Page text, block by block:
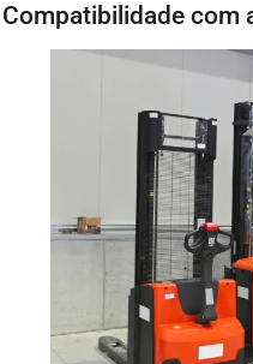
Compatibilidade com